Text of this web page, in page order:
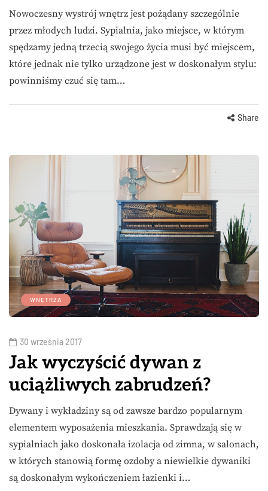
Nowoczesny wystrój wnętrz jest pożądany szczególnie
przez młodych ludzi. Sypialnia, jako miejsce, w którym
spędzamy jedną trzecią swojego życia musi być miejscem,
które jednak nie tylko urządzone jest w doskonałym stylu:
powinniśmy czuć się tam…
Share
WNĘTRZA
30 września 2017
Jak wyczyścić dywan z
uciążliwych zabrudzeń?
Dywany i wykładziny są od zawsze bardzo popularnym
elementem wyposażenia mieszkania. Sprawdzają się w
sypialniach jako doskonała izolacja od zimna, w salonach,
w których stanowią formę ozdoby a niewielkie dywaniki
są doskonałym wykończeniem łazienki i…